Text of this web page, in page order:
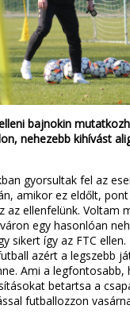
bajnokin
nehezebb kihívást
gyorsultak fel az
amikor ez eldőlt,
az ellenfelünk. Voltam
egy hasonlóan
sikert így az FTC
azért a legszebb
Ami a legfontosabb,
betartsa a
futballozzon